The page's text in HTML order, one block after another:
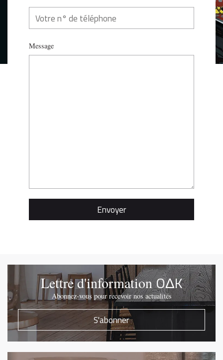
Message
Lettre d'informationOΔK
Abonnez-vous pour recevoir nos actualités
S'abonner